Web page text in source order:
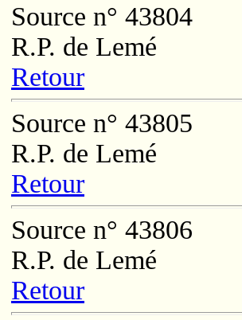
Source n° 43804
R.P. de Lemé
Retour
Source n° 43805
R.P. de Lemé
Retour
Source n° 43806
R.P. de Lemé
Retour